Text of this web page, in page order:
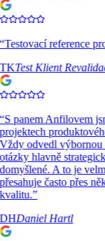
Testovací reference
Test Klient
S panem Anfilovem
odvedl výbornou
hlavně
A to je
často přes
”
Daniel Hartl